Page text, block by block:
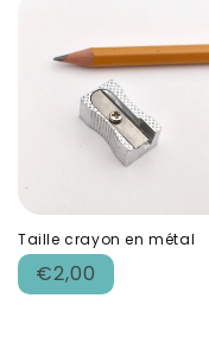
Taille crayon en métal
Prix
habituel
€2,00